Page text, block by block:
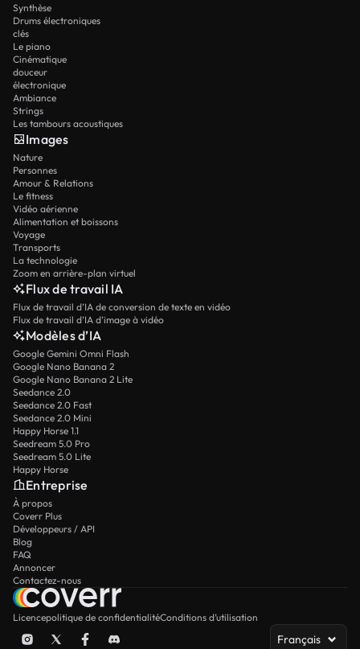
Synthèse
Drums électroniques
clés
Le piano
Cinématique
douceur
électronique
Ambiance
Strings
Les tambours acoustiques
Images
Nature
Personnes
Amour & Relations
Le fitness
Vidéo aérienne
Alimentation et boissons
Voyage
Transports
La technologie
Zoom en arrière-plan virtuel
Flux de travail IA
Flux de travail d’IA de conversion de texte en vidéo
Flux de travail d’IA d’image à vidéo
Modèles d’IA
Google Gemini Omni Flash
Google Nano Banana 2
Google Nano Banana 2 Lite
Seedance 2.0
Seedance 2.0 Fast
Seedance 2.0 Mini
Happy Horse 1.1
Seedream 5.0 Pro
Seedream 5.0 Lite
Happy Horse
Entreprise
À propos
Coverr Plus
Développeurs / API
Blog
FAQ
Annoncer
Contactez-nous
Licencepolitique de confidentialitéConditions d’utilisation
Français